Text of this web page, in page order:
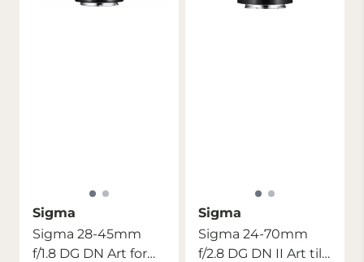
Sigma
Sigma 28-45mm
f/1.8 DG DN Art for
Sigma
Sigma 24-70mm
f/2.8 DG DN II Art til